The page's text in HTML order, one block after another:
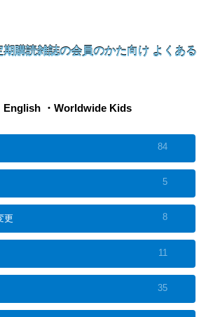
English ・Worldwide Kids
84
5
更 8
11
35